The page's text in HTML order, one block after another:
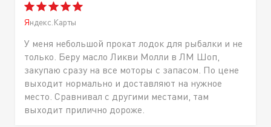
Яндекс.Карты
У меня небольшой прокат лодок для рыбалки и не
только. Беру масло Ликви Молли в ЛМ Шоп,
закупаю сразу на все моторы с запасом. По цене
выходит нормально и доставляют на нужное
место. Сравнивал с другими местами, там
выходит прилично дороже.